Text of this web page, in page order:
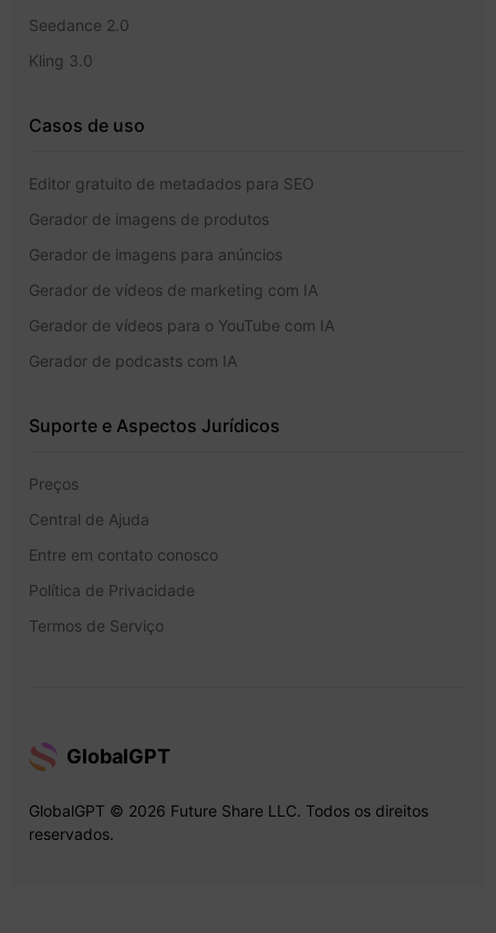
Seedance 2.0
Kling 3.0
Casos de uso
Editor gratuito de metadados para SEO
Gerador de imagens de produtos
Gerador de imagens para anúncios
Gerador de vídeos de marketing com IA
Gerador de vídeos para o YouTube com IA
Gerador de podcasts com IA
Suporte e Aspectos Jurídicos
Preços
Central de Ajuda
Entre em contato conosco
Política de Privacidade
Termos de Serviço
GlobalGPT
GlobalGPT © 2026 Future Share LLC. Todos os direitos
reservados.